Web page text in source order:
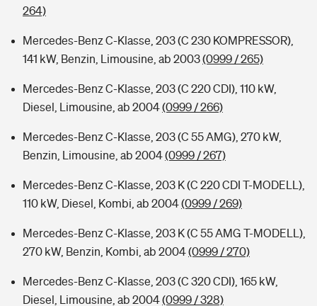
264)
Mercedes-Benz C-Klasse, 203 (C 230 KOMPRESSOR),
141 kW, Benzin, Limousine, ab 2003(0999 / 265)
Mercedes-Benz C-Klasse, 203 (C 220 CDI), 110 kW,
Diesel, Limousine, ab 2004(0999 / 266)
Mercedes-Benz C-Klasse, 203 (C 55 AMG), 270 kW,
Benzin, Limousine, ab 2004(0999 / 267)
Mercedes-Benz C-Klasse, 203 K (C 220 CDI T-MODELL),
110 kW, Diesel, Kombi, ab 2004(0999 / 269)
Mercedes-Benz C-Klasse, 203 K (C 55 AMG T-MODELL),
270 kW, Benzin, Kombi, ab 2004(0999 / 270)
Mercedes-Benz C-Klasse, 203 (C 320 CDI), 165 kW,
Diesel, Limousine, ab 2004(0999 / 328)